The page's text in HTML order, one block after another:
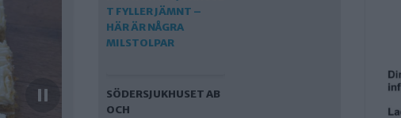
SÖDERSJUKHUSET AB
OCH